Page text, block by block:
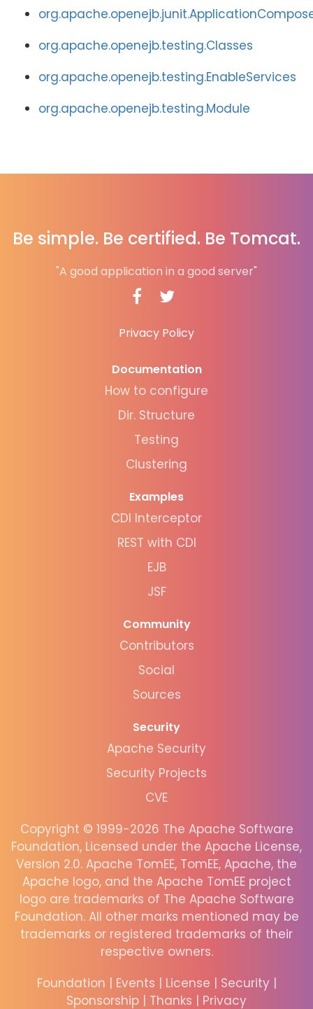
org.apache.openejb.testing.Classes
org.apache.openejb.testing.EnableServices
org.apache.openejb.testing.Module
Be simple. Be certified. Be Tomcat.
"A good application in a good server"
Privacy Policy
Documentation
How to configure
Dir. Structure
Testing
Clustering
Examples
CDI Interceptor
REST with CDI
EJB
JSF
Community
Contributors
Social
Sources
Security
Apache Security
Security Projects
CVE
Copyright © 1999-2026 The Apache Software
Foundation, Licensed under the Apache License,
Version 2.0. Apache TomEE, TomEE, Apache, the
Apache logo, and the Apache TomEE project
logo are trademarks of The Apache Software
Foundation. All other marks mentioned may be
trademarks or registered trademarks of their
respective owners.
Foundation | Events | License | Security |
Sponsorship | Thanks | Privacy